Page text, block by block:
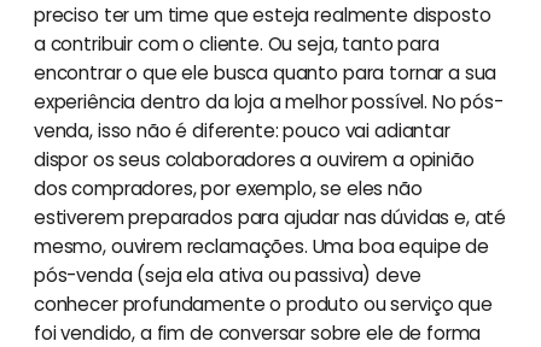
preciso ter um time que esteja realmente disposto
a contribuir com o cliente. Ou seja, tanto para
encontrar o que ele busca quanto para tornar a sua
experiência dentro da loja a melhor possível. No pós-
venda, isso não é diferente: pouco vai adiantar
dispor os seus colaboradores a ouvirem a opinião
dos compradores, por exemplo, se eles não
estiverem preparados para ajudar nas dúvidas e, até
mesmo, ouvirem reclamações. Uma boa equipe de
pós-venda (seja ela ativa ou passiva) deve
conhecer profundamente o produto ou serviço que
foi vendido, a fim de conversar sobre ele de forma